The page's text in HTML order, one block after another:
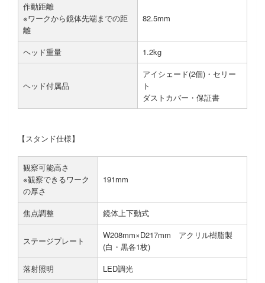
作動距離
※ワークから鏡体先端までの距
離
82.5mm
ヘッド重量 1.2kg
ヘッド付属品
アイシェード(2個)・セリー
ト
ダストカバー・保証書
【スタンド仕様】
観察可能高さ
※観察できるワーク
の厚さ
191mm
焦点調整 鏡体上下動式
ステージプレート
W208mm×D217mm アクリル樹脂製
(白・黒各1枚)
落射照明
LED調光